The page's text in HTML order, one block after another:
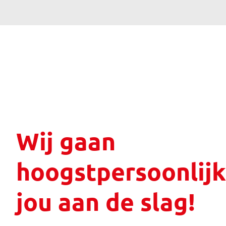
Wij gaan
jou aan de slag!